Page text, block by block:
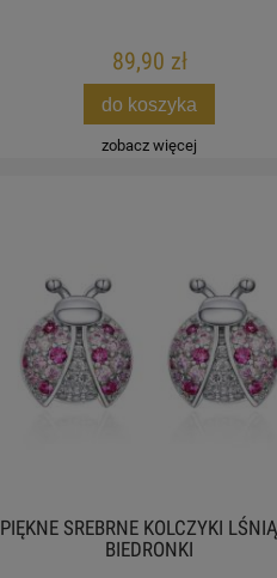
89,90 zł
do koszyka
zobacz więcej
PIĘKNE SREBRNE KOLCZYKI
BIEDRONKI